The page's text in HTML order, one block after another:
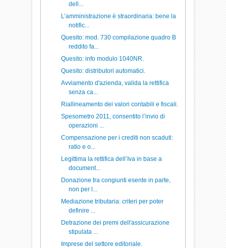
dell...
L’amministrazione è straordinaria: bene la
notific...
Quesito: mod. 730 compilazione quadro B
reddito fa...
Quesito: info modulo 1040NR.
Quesito: distributori automatici.
Avviamento d'azienda, valida la rettifica
senza ca...
Riallineamento dei valori contabili e fiscali.
Spesometro 2011, consentito l’invio di
operazioni ...
Compensazione per i crediti non scaduti:
ratio e o...
Legittima la rettifica dell’Iva in base a
document...
Donazione tra congiunti esente in parte,
non per l...
Mediazione tributaria: criteri per poter
definire ...
Detrazione dei premi dell'assicurazione
stipulata ...
Imprese del settore editoriale.